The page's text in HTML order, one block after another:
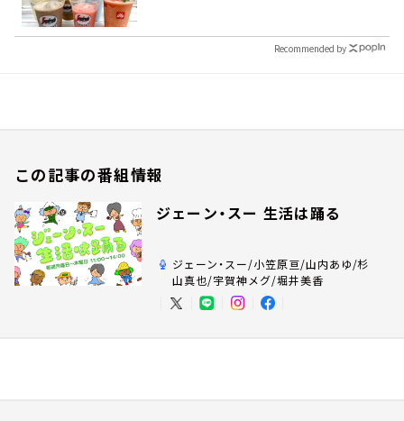
Recommended by
この記事の番組情報
ジェーン・スー 生活は踊る
ジェーン・スー/小笠原亘/山内あゆ/杉
山真也/宇賀神メグ/堀井美香